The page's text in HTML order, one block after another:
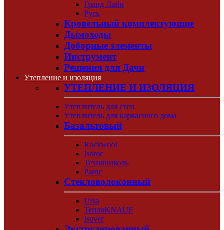
Гранд Лайн
Русь
Кровельный комплектующие
Дымоходы
Доборные элементы
Инструмент
Решения для Дачи
Утепление и изоляция
УТЕПЛЕНИЕ И ИЗОЛЯЦИЯ
Утеплитель для стен
Утеплитель для каркасного дома
Базальтовый
Rockwool
Isoroc
Технониколь
Paroc
Стекловолоконный
Ursa
ТеплоKNAUF
Isover